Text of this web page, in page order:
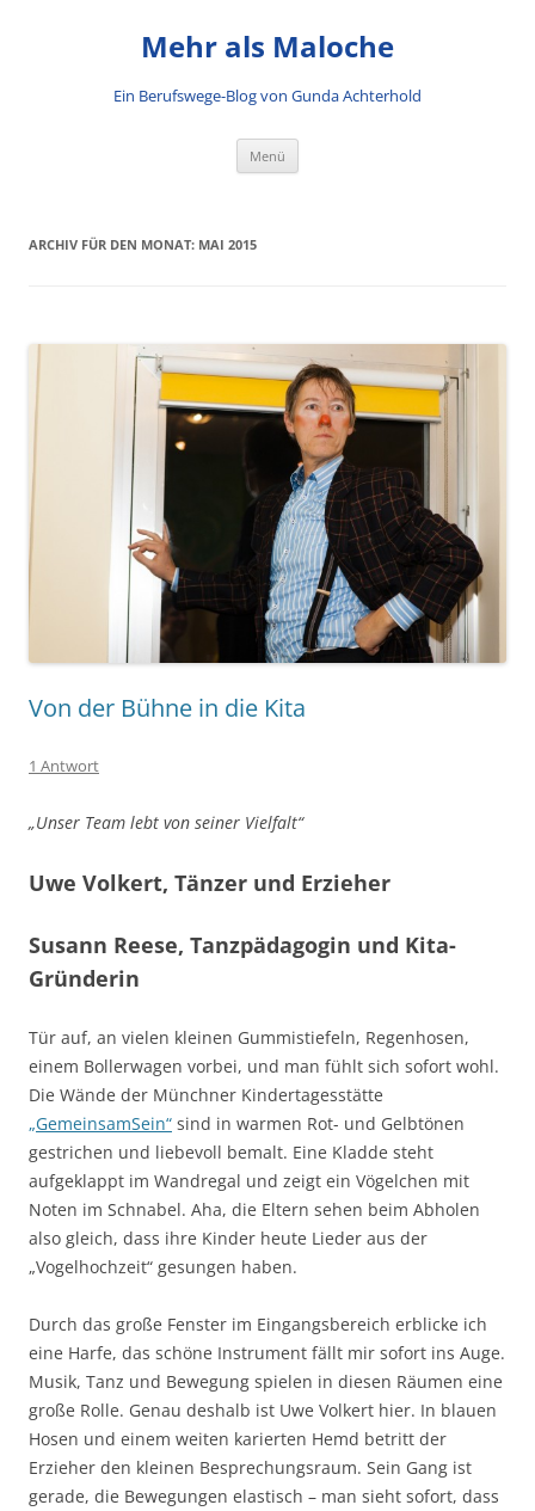
Mehr als Maloche
Ein Berufswege-Blog von Gunda Achterhold
Menü
ARCHIV FÜR DEN MONAT: MAI 2015
Von der Bühne in die Kita
1 Antwort
„Unser Team lebt von seiner Vielfalt“
Uwe Volkert, Tänzer und Erzieher
Susann Reese, Tanzpädagogin und Kita-
Gründerin
Tür auf, an vielen kleinen Gummistiefeln, Regenhosen,
einem Bollerwagen vorbei, und man fühlt sich sofort wohl.
Die Wände der Münchner Kindertagesstätte
„GemeinsamSein“ sind in warmen Rot- und Gelbtönen
gestrichen und liebevoll bemalt. Eine Kladde steht
aufgeklappt im Wandregal und zeigt ein Vögelchen mit
Noten im Schnabel. Aha, die Eltern sehen beim Abholen
also gleich, dass ihre Kinder heute Lieder aus der
„Vogelhochzeit“ gesungen haben.
Durch das große Fenster im Eingangsbereich erblicke ich
eine Harfe, das schöne Instrument fällt mir sofort ins Auge.
Musik, Tanz und Bewegung spielen in diesen Räumen eine
große Rolle. Genau deshalb ist Uwe Volkert hier. In blauen
Hosen und einem weiten karierten Hemd betritt der
Erzieher den kleinen Besprechungsraum. Sein Gang ist
gerade, die Bewegungen elastisch – man sieht sofort, dass